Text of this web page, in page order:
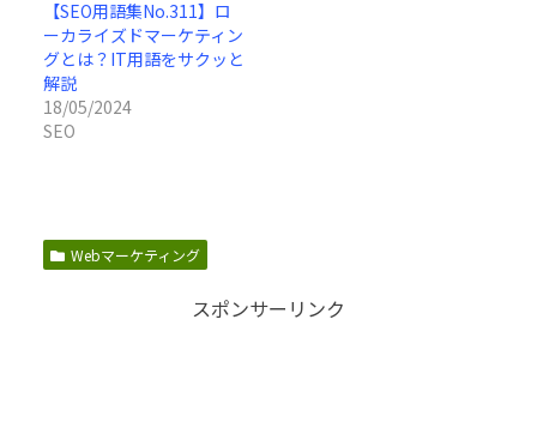
【SEO用語集No.311】ロ
ーカライズドマーケティン
グとは？IT用語をサクッと
解説
18/05/2024
SEO
Webマーケティング
スポンサーリンク